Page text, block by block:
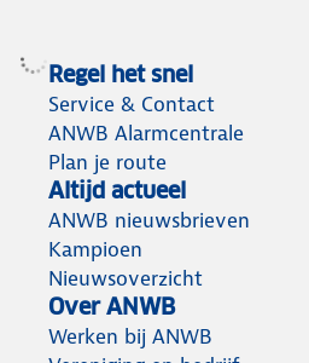
Regel het snel
Service & Contact
ANWB Alarmcentrale
Plan je route
Altijd actueel
ANWB nieuwsbrieven
Kampioen
Nieuwsoverzicht
Over ANWB
Werken bij ANWB